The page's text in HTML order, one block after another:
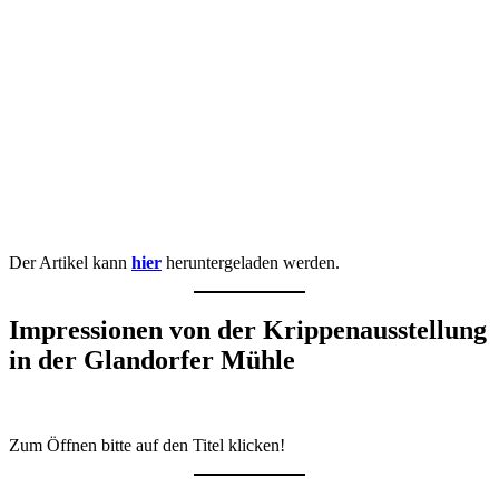
Der Artikel kann hier heruntergeladen werden.
Impressionen von der Krippenausstellung
in der Glandorfer Mühle
Zum Öffnen bitte auf den Titel klicken!